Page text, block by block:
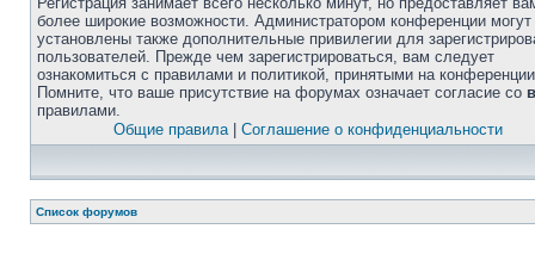
более широкие возможности. Администратором конференции
установлены также дополнительные привилегии для
пользователей. Прежде чем зарегистрироваться, вам следует
ознакомиться с правилами и политикой, принятыми на
Помните, что ваше присутствие на форумах означает согласие со
правилами.
Общие правила| Соглашение о конфиденциальности
Список форумов